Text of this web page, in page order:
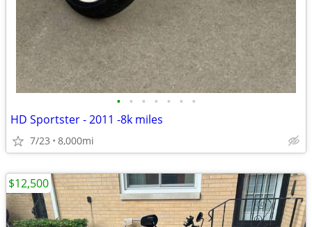
• • • • • • •
HD Sportster - 2011 -8k miles
7/23 8,000mi
$12,500